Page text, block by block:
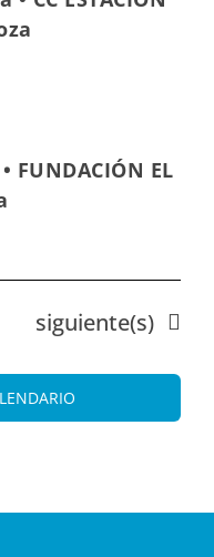
FUNDACIÓN EL
Eventos
siguiente(s)